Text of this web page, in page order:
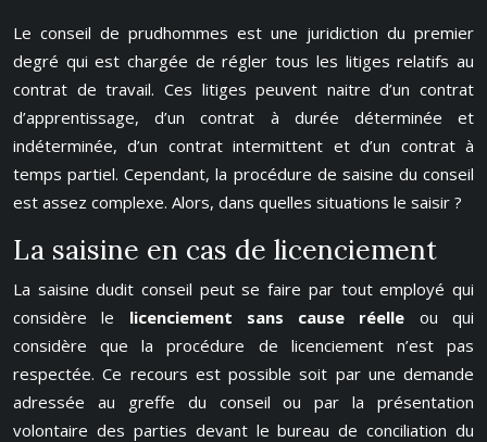
Le conseil de prudhommes est une juridiction du premier
degré qui est chargée de régler tous les litiges relatifs au
contrat de travail. Ces litiges peuvent naitre d’un contrat
d’apprentissage, d’un contrat à durée déterminée et
indéterminée, d’un contrat intermittent et d’un contrat à
temps partiel. Cependant, la procédure de saisine du conseil
est assez complexe. Alors, dans quelles situations le saisir ?
La saisine en cas de licenciement
La saisine dudit conseil peut se faire par tout employé qui
considère le licenciement sans cause réelle ou qui
considère que la procédure de licenciement n’est pas
respectée. Ce recours est possible soit par une demande
adressée au greffe du conseil ou par la présentation
volontaire des parties devant le bureau de conciliation du